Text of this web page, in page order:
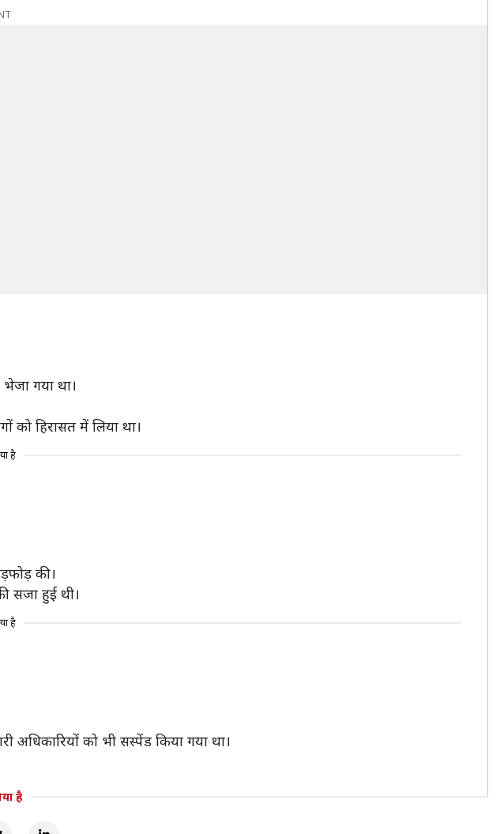
गया था।
हिरासत में लिया था।
है
की।
सजा हुई थी।
है
को भी सस्पेंड किया गया था।
है